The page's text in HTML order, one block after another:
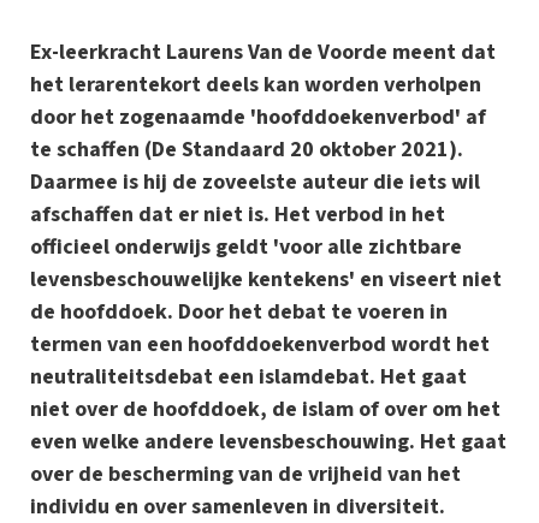
Ex-leerkracht Laurens Van de Voorde meent dat
het lerarentekort deels kan worden verholpen
door het zogenaamde 'hoofddoekenverbod' af
te schaffen (De Standaard 20 oktober 2021).
Daarmee is hij de zoveelste auteur die iets wil
afschaffen dat er niet is. Het verbod in het
officieel onderwijs geldt 'voor alle zichtbare
levensbeschouwelijke kentekens' en viseert niet
de hoofddoek. Door het debat te voeren in
termen van een hoofddoekenverbod wordt het
neutraliteitsdebat een islamdebat. Het gaat
niet over de hoofddoek, de islam of over om het
even welke andere levensbeschouwing. Het gaat
over de bescherming van de vrijheid van het
individu en over samenleven in diversiteit.